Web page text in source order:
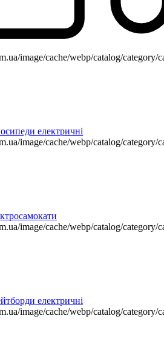
image/cache/webp/catalog/category/
електричні
image/cache/webp/catalog/category/
image/cache/webp/catalog/category/
електричні
image/cache/webp/catalog/category/